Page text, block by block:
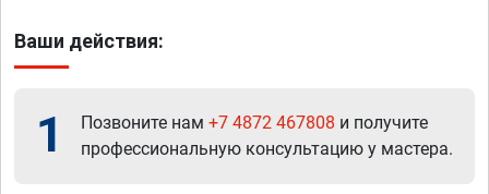
Ваши действия:
1 Позвоните нам +7 4872 467808 и получите
профессиональную консультацию у мастера.